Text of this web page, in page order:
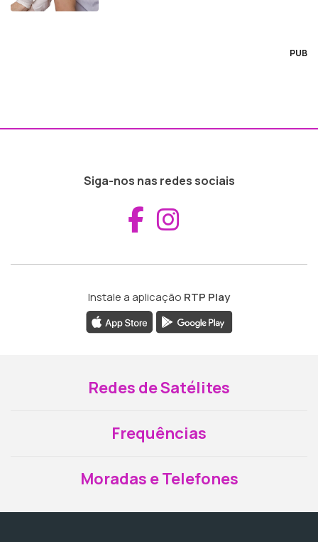
PUB
Siga-nos nas redes sociais
Aceder ao
Instale a aplicação RTP Play
Redes de Satélites
Frequências
Moradas e Telefones